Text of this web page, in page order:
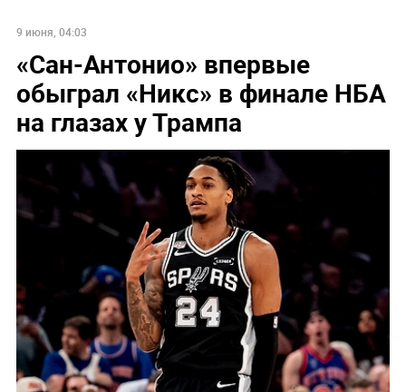
9 июня, 04:03
«Сан-Антонио» впервые
обыграл «Никс» в финале НБА
на глазах у Трампа